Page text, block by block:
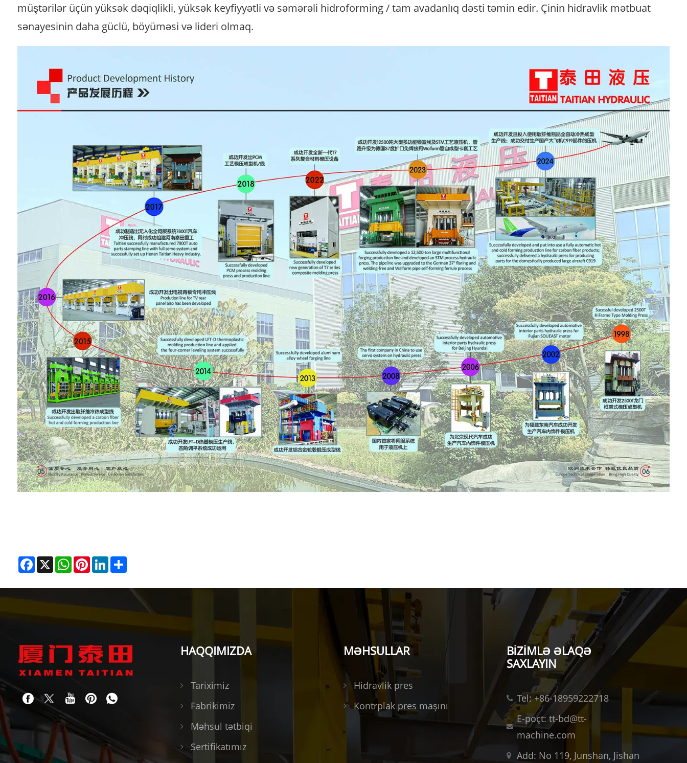
müştərilər üçün yüksək dəqiqlikli, yüksək keyfiyyətli və səmərəli hidroforming / tam avadanlıq dəsti təmin edir. Çinin hidravlik mətbuat
sənayesinin daha güclü, böyüməsi və lideri olmaq.
Facebook
X WhatsAppPinterestLinkedInShare
HAQQIMIZDA
Tariximiz
Fabrikimiz
Məhsul tətbiqi
Sertifikatımız
MƏHSULLAR
Hidravlik pres
Kontrplak pres maşını
BIZIMLƏ ƏLAQƏ
SAXLAYIN
Tel: +86-18959222718
E-poçt: tt-bd@tt-
machine.com
Add: No 119, Junshan, Jishan